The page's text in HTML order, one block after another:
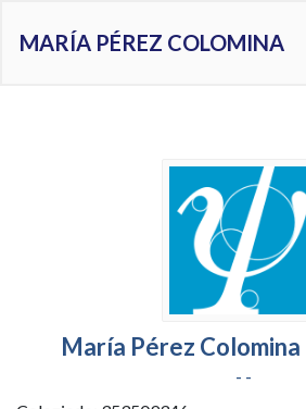
MARÍA PÉREZ COLOMINA
María Pérez
- -